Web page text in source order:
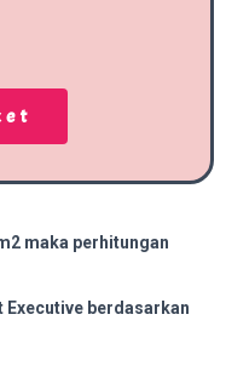
maka perhitungan
Executive berdasarkan